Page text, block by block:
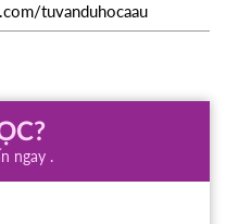
tuvanduhocaau
ngay .